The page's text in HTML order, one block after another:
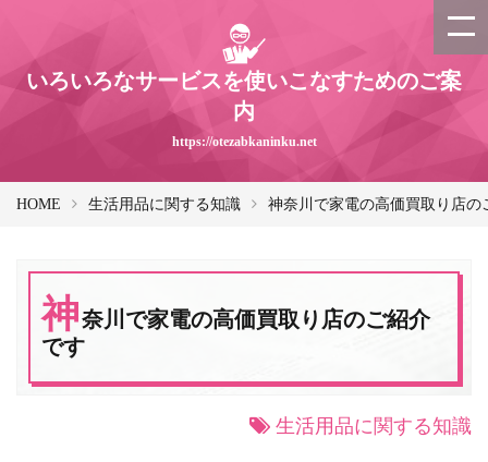
いろいろなサービスを使いこなすためのご案
内
https://otezabkaninku.net
HOME 生活用品に関する知識 神奈川で家電の高価買取り店の
神奈川で家電の高価買取り店のご紹介
です
生活用品に関する知識